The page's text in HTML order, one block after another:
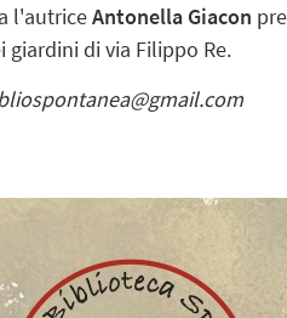
l'autriceAntonella Giacon
di via Filippo Re.